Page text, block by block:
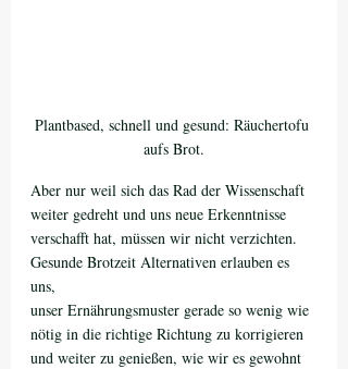
Plantbased, schnell und gesund: Räuchertofu
aufs Brot.
Aber nur weil sich das Rad der Wissenschaft
weiter gedreht und uns neue Erkenntnisse
verschafft hat, müssen wir nicht verzichten.
Gesunde Brotzeit Alternativen erlauben es
uns,
unser Ernährungsmuster gerade so wenig wie
nötig in die richtige Richtung zu korrigieren
und weiter zu genießen, wie wir es gewohnt